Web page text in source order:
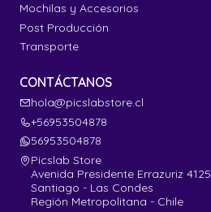
Mochilas y Accesorios
Post Producción
Transporte
CONTÁCTANOS
hola@picslabstore.cl
+56953504878
56953504878
Picslab Store
Avenida Presidente Errazuriz 4125
Santiago - Las Condes
Región Metropolitana - Chile